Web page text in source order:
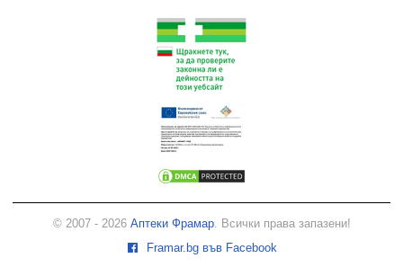
© 2007 - 2026 Аптеки Фрамар. Всички права запазени!
Framar.bg във Facebook